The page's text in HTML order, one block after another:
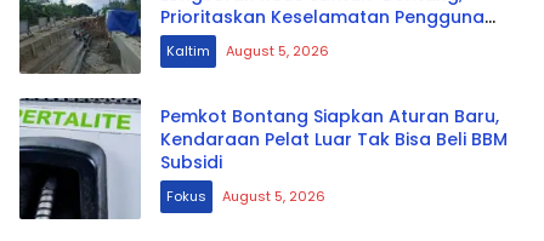
Prioritaskan Keselamatan Pengguna
Jalan
Kaltim August 5, 2026
Pemkot Bontang Siapkan Aturan Baru,
Kendaraan Pelat Luar Tak Bisa Beli BBM
Subsidi
Fokus August 5, 2026